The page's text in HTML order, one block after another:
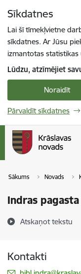
Sīkdatnes
Lai šī tīmekļvietne
sīkdatnes. Ar Jūsu
izmantotas
Lūdzu, atzīmējiet
Noraidīt
Pārvaldīt sīkdatnes
Sākums Novads
Indras
Atskaņot tekstu
Kontakti
E-pasts: